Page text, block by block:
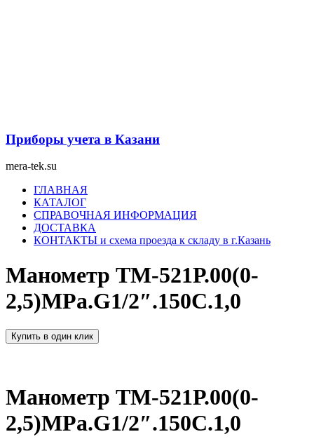
Приборы учета в Казани
mera-tek.su
МенюГЛАВНАЯ
КАТАЛОГ
СПРАВОЧНАЯ ИНФОРМАЦИЯ
ДОСТАВКА
КОНТАКТЫ и схема проезда к складу в г.Казань
Манометр ТМ-521Р.00(0-
2,5)MPa.G1/2″.150С.1,0
Купить в один клик
Манометр ТМ-521Р.00(0-
2,5)MPa.G1/2″.150С.1,0